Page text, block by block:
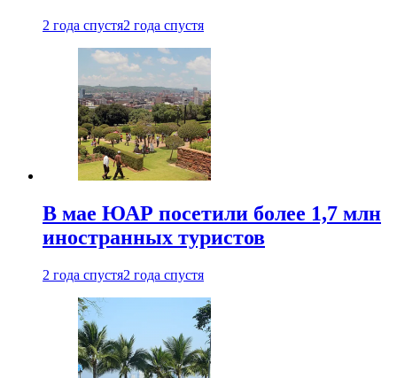
2 года спустя2 года спустя
В мае ЮАР посетили более 1,7 млн
иностранных туристов
2 года спустя2 года спустя